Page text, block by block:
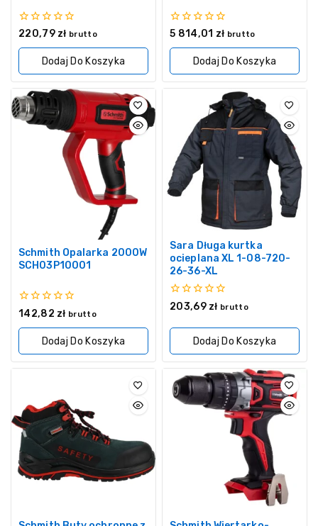
0
5
220,79 zł brutto
Dodaj Do Koszyka
0
5
5 814,01 zł brutto
Dodaj Do Koszyka
Schmith Opalarka 2000W
SCH03P10001
0
5
142,82 zł brutto
Dodaj Do Koszyka
Sara Długa kurtka
ocieplana XL 1-08-720-
26-36-XL
0
5
203,69 zł brutto
Dodaj Do Koszyka